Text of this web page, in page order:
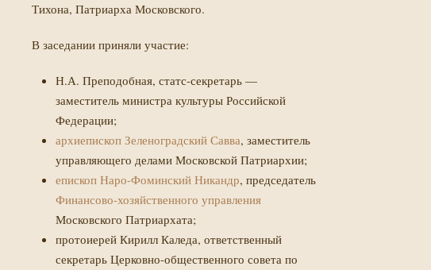
Тихона, Патриарха Московского.
В заседании приняли участие:
Н.А. Преподобная, статс-секретарь —
заместитель министра культуры Российской
Федерации;
архиепископ Зеленоградский Савва, заместитель
управляющего делами Московской Патриархии;
епископ Наро-Фоминский Никандр, председатель
Финансово-хозяйственного управления
Московского Патриархата;
протоиерей Кирилл Каледа, ответственный
секретарь Церковно-общественного совета по